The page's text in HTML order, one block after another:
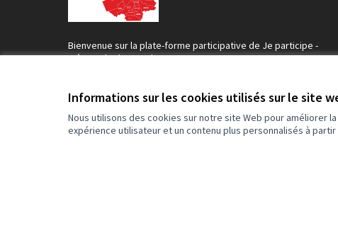
Informations sur les cookies utilisés sur le site
Nous utilisons des cookies sur notre site Web pour améliorer
expérience utilisateur et un contenu plus personnalisés à partir
Bienvenue sur la plate-forme participative de Je participe -
Métropole du Grand Nancy .
Rejoignez le mouvement, participez et décidez, ensemble.